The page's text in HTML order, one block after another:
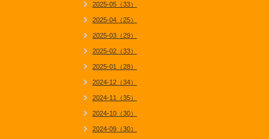
2025-05（33）
2025-04（25）
2025-03（29）
2025-02（33）
2025-01（28）
2024-12（34）
2024-11（35）
2024-10（30）
2024-09（30）